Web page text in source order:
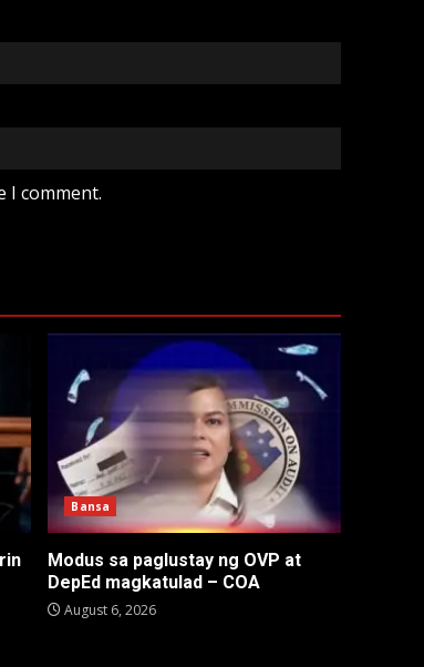
I comment.
Bansa
Modus sa paglustay ng OVP at
DepEd magkatulad – COA
August 6, 2026